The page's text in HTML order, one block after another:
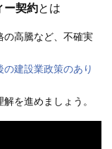
ー契約とは
の高騰など、不確実
の建設業政策のあり
を進めましょう。